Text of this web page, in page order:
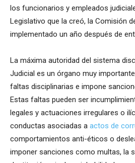
los funcionarios y empleados
Legislativo que la creó, la Comisión
implementado un año después de
La máxima autoridad del sistema
Judicial es un órgano muy
faltas disciplinarias e impone
Estas faltas pueden ser
legales y actuaciones irregulares o
conductas asociadas a actos de
comportamientos anti-éticos o
imponer sanciones como multas, la